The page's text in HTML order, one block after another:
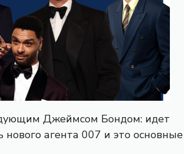
Джеймсом Бондом: идет
нового агента 007 и это основные